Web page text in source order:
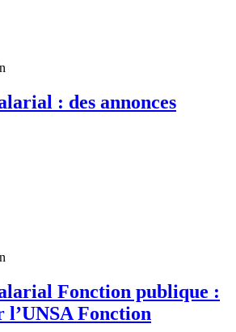
: des annonces
Fonction publique :
l’UNSA Fonction